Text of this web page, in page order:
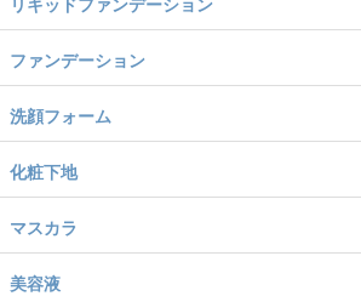
リキッドファンデーション
ファンデーション
洗顔フォーム
化粧下地
マスカラ
美容液